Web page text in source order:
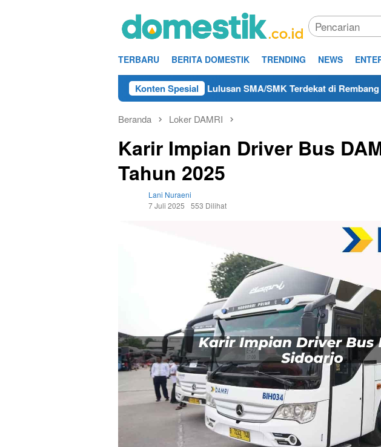
TERBARU BERITA DOMESTIK TRENDING NEWS
Konten Spesial
Teknisi/Mekanik DAMRI Lulusan SMA/SMK Terdekat di Rembang Tahun 2025
Beranda Loker DAMRI
Karir Impian Driver Bus
Tahun 2025
Lani Nuraeni
7 Juli 2025
553 Dilihat